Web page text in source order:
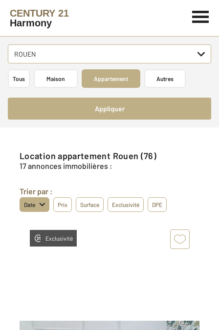
CENTURY 21
Harmony
ROUEN
Tous Maison Appartement Autres
Appliquer
Location appartement Rouen (76)
17 annonces immobilières :
Trier par :
Date Prix Surface Exclusivité DPE
Exclusivité